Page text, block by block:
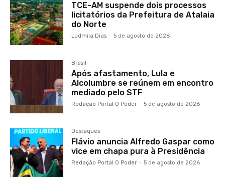
TCE-AM suspende dois processos
licitatórios da Prefeitura de Atalaia
do Norte
Ludmila Dias - 5 de agosto de 2026
Brasil
Após afastamento, Lula e
Alcolumbre se reúnem em encontro
mediado pelo STF
Redação Portal O Poder - 5 de agosto de 2026
Destaques
Flávio anuncia Alfredo Gaspar como
vice em chapa pura à Presidência
Redação Portal O Poder - 5 de agosto de 2026